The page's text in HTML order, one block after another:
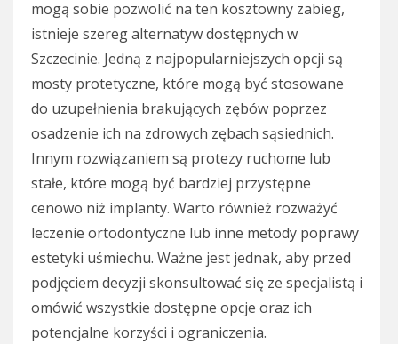
mogą sobie pozwolić na ten kosztowny zabieg,
istnieje szereg alternatyw dostępnych w
Szczecinie. Jedną z najpopularniejszych opcji są
mosty protetyczne, które mogą być stosowane
do uzupełnienia brakujących zębów poprzez
osadzenie ich na zdrowych zębach sąsiednich.
Innym rozwiązaniem są protezy ruchome lub
stałe, które mogą być bardziej przystępne
cenowo niż implanty. Warto również rozważyć
leczenie ortodontyczne lub inne metody poprawy
estetyki uśmiechu. Ważne jest jednak, aby przed
podjęciem decyzji skonsultować się ze specjalistą i
omówić wszystkie dostępne opcje oraz ich
potencjalne korzyści i ograniczenia.